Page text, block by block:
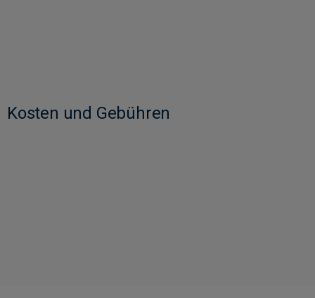
Kosten und Gebühren